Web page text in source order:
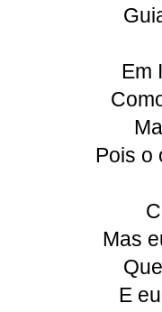
Em
Pois o
Mas
E